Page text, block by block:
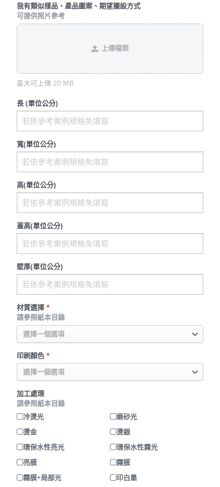
我有類似樣品、產品圖案、期望擺設方式
可提供照片參考
上傳檔案
最大可上傳 20 MB
長 (單位公分)
寬(單位公分)
高(單位公分)
蓋高(單位公分)
壁厚(單位公分)
材質選擇*
請參照紙本目錄
選擇一個選項
印刷顏色*
選擇一個選項
加工處理
請參照紙本目錄
冷燙光
磨砂光
燙金
燙銀
環保水性亮光
環保水性霧光
亮膜
霧膜
霧膜+局部光
印白墨